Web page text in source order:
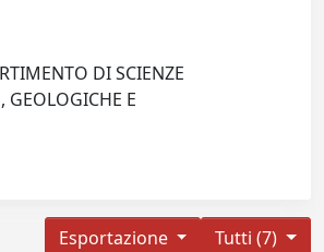
DI SCIENZE
GEOLOGICHE E
Tutti (7)
Esportazione